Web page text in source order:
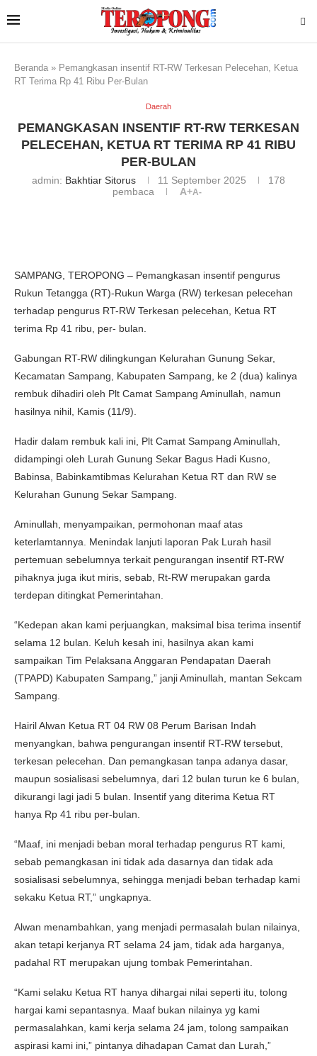
Beranda » Pemangkasan insentif RT-RW Terkesan Pelecehan, Ketua
RT Terima Rp 41 Ribu Per-Bulan
Daerah
PEMANGKASAN INSENTIF RT-RW TERKESAN
PELECEHAN, KETUA RT TERIMA RP 41 RIBU
PER-BULAN
admin: Bakhtiar Sitorus 11 September 2025
178
pembaca
A+A-
SAMPANG, TEROPONG – Pemangkasan insentif pengurus
Rukun Tetangga (RT)-Rukun Warga (RW) terkesan pelecehan
terhadap pengurus RT-RW Terkesan pelecehan, Ketua RT
terima Rp 41 ribu, per- bulan.
Gabungan RT-RW dilingkungan Kelurahan Gunung Sekar,
Kecamatan Sampang, Kabupaten Sampang, ke 2 (dua) kalinya
rembuk dihadiri oleh Plt Camat Sampang Aminullah, namun
hasilnya nihil, Kamis (11/9).
Hadir dalam rembuk kali ini, Plt Camat Sampang Aminullah,
didampingi oleh Lurah Gunung Sekar Bagus Hadi Kusno,
Babinsa, Babinkamtibmas Kelurahan Ketua RT dan RW se
Kelurahan Gunung Sekar Sampang.
Aminullah, menyampaikan, permohonan maaf atas
keterlamtannya. Menindak lanjuti laporan Pak Lurah hasil
pertemuan sebelumnya terkait pengurangan insentif RT-RW
pihaknya juga ikut miris, sebab, Rt-RW merupakan garda
terdepan ditingkat Pemerintahan.
“Kedepan akan kami perjuangkan, maksimal bisa terima insentif
selama 12 bulan. Keluh kesah ini, hasilnya akan kami
sampaikan Tim Pelaksana Anggaran Pendapatan Daerah
(TPAPD) Kabupaten Sampang,” janji Aminullah, mantan Sekcam
Sampang.
Hairil Alwan Ketua RT 04 RW 08 Perum Barisan Indah
menyangkan, bahwa pengurangan insentif RT-RW tersebut,
terkesan pelecehan. Dan pemangkasan tanpa adanya dasar,
maupun sosialisasi sebelumnya, dari 12 bulan turun ke 6 bulan,
dikurangi lagi jadi 5 bulan. Insentif yang diterima Ketua RT
hanya Rp 41 ribu per-bulan.
“Maaf, ini menjadi beban moral terhadap pengurus RT kami,
sebab pemangkasan ini tidak ada dasarnya dan tidak ada
sosialisasi sebelumnya, sehingga menjadi beban terhadap kami
sekaku Ketua RT,” ungkapnya.
Alwan menambahkan, yang menjadi permasalah bulan nilainya,
akan tetapi kerjanya RT selama 24 jam, tidak ada harganya,
padahal RT merupakan ujung tombak Pemerintahan.
“Kami selaku Ketua RT hanya dihargai nilai seperti itu, tolong
hargai kami sepantasnya. Maaf bukan nilainya yg kami
permasalahkan, kami kerja selama 24 jam, tolong sampaikan
aspirasi kami ini,” pintanya dihadapan Camat dan Lurah,”